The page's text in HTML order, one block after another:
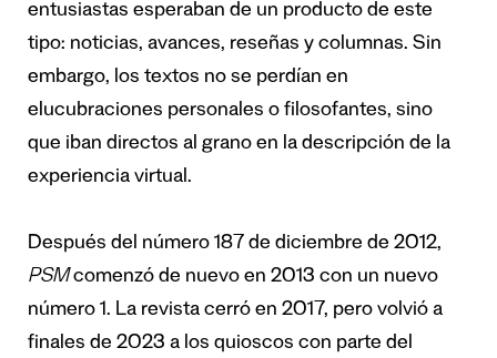
entusiastas esperaban de un producto de este
tipo: noticias, avances, reseñas y columnas. Sin
embargo, los textos no se perdían en
elucubraciones personales o filosofantes, sino
que iban directos al grano en la descripción de la
experiencia virtual.
Después del número 187 de diciembre de 2012,
PSMcomenzó de nuevo en 2013 con un nuevo
número 1. La revista cerró en 2017, pero volvió a
finales de 2023 a los quioscos con parte del